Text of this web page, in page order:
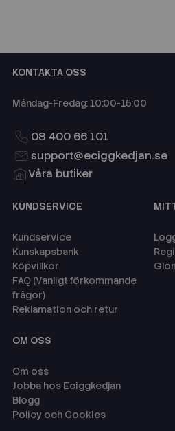
KONTAKTA OSS
Måndag-Fredag: 10:00-15:00
08 400 66 101
support@eciggkedjan.se
Våra butiker
KUNDSERVICE
Kundservice
Kunskapsbank
Köpvillkor
FAQ (Vanligt förkommande
frågor)
Reklamation och retur
OM OSS
Om oss
Jobba hos Eciggkedjan
Blogg
Policy och Cookies